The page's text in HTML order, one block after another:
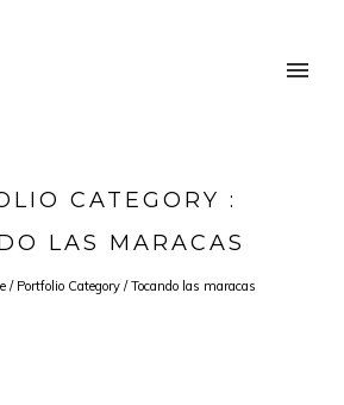
CATEGORY :
LAS MARACAS
/ Portfolio Category /Tocando las maracas